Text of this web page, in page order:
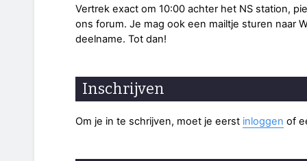
Vertrek exact om 10:00 achter het NS station,
ons forum. Je mag ook een mailtje sturen naar
deelname. Tot dan!
Inschrijven
Om je in te schrijven, moet je eerst inloggen of